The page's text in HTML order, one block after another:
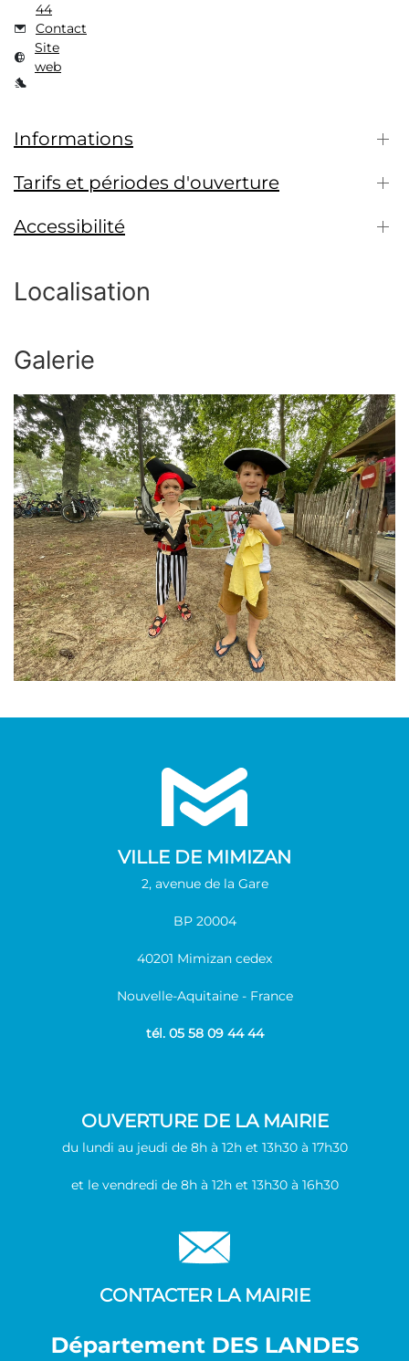
44
Contact
Site
web
Informations
Tarifs et périodes d'ouverture
Accessibilité
Localisation
Galerie
VILLE DE MIMIZAN
2, avenue de la Gare
BP 20004
40201 Mimizan cedex
Nouvelle-Aquitaine - France
tél. 05 58 09 44 44
OUVERTURE DE LA MAIRIE
du lundi au jeudi de 8h à 12h et 13h30 à 17h30
et le vendredi de 8h à 12h et 13h30 à 16h30
CONTACTER LA MAIRIE